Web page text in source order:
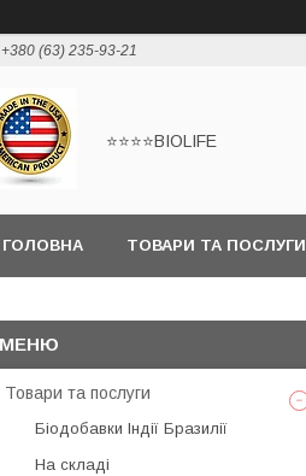
+380 (63) 235-93-21
⭐⭐⭐⭐BIOLIFE
ГОЛОВНА ТОВАРИ ТА ПОСЛУГИ
Товари та послуги
Біодобавки Індії Бразилії
На складі